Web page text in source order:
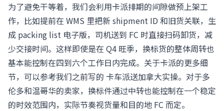
为了避免干等着，我们会利用卡派排期的间隙做预上架工
作，比如提前在 WMS 里把新 shipment ID 和旧货关联，生
成 packing list 电子版，司机送到 FC 时直接扫码卸货，减
少交接时间。这样即使是在 Q4 旺季，换标货的整体周转也
基本能控制在四到六个工作日内完成。关于卡派的更多细
节，可以参考我们之前写的 卡车派送加拿大实操。对于多
伦多和温哥华的卖家，换标件通过中转也能控制在一个稳定
的时效范围内，实际节奏视货量和目的地 FC 而定。